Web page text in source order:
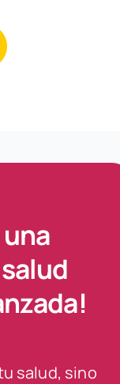
salud, sino